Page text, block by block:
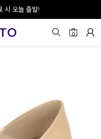
시 오늘 출발!
0